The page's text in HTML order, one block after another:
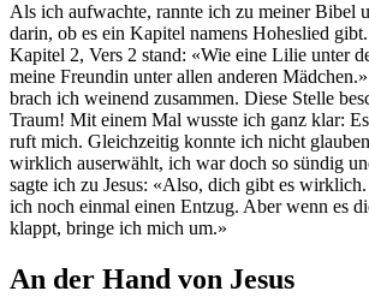
Als ich aufwachte, rannte ich zu meiner Bibel
darin, ob es ein Kapitel namens Hoheslied
Kapitel 2, Vers 2 stand: «Wie eine Lilie unter
meine Freundin unter allen anderen
brach ich weinend zusammen. Diese Stelle
Traum! Mit einem Mal wusste ich ganz klar:
ruft mich. Gleichzeitig konnte ich nicht
wirklich auserwählt, ich war doch so sündig
sagte ich zu Jesus: «Also, dich gibt es
ich noch einmal einen Entzug. Aber wenn es
klappt, bringe ich mich um.»
An der Hand von Jesus